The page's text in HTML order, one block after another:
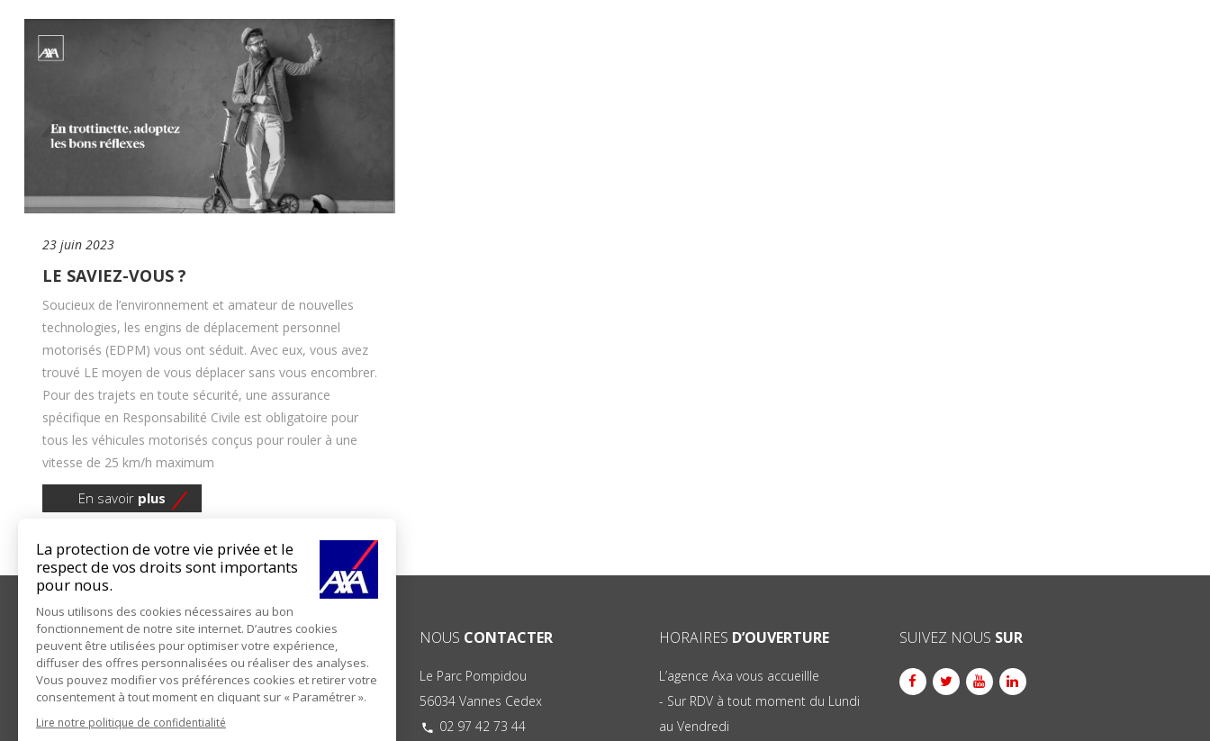
23 juin 2023
LE SAVIEZ-VOUS ?
Soucieux de l’environnement et amateur de nouvelles
technologies, les engins de déplacement personnel
motorisés (EDPM) vous ont séduit. Avec eux, vous avez
trouvé LE moyen de vous déplacer sans vous encombrer.
Pour des trajets en toute sécurité, une assurance
spécifique en Responsabilité Civile est obligatoire pour
tous les véhicules motorisés conçus pour rouler à une
vitesse de 25 km/h maximum
En savoirplus
VOTRE AGENCEAXA AUDO-THIBAULT VANNES
L'agence AXA AUDO-THIBAULT à Vannes vous protège,
vous, vos proches et ce que vous avez de plus cher à
travers des solutions adaptées couvrant l’ensemble de
NOUS CONTACTER
Le Parc Pompidou
56034 Vannes Cedex
02 97 42 73 44
HORAIRES D’OUVERTURE
L’agence Axa vous accueillle
- Sur RDV à tout moment du Lundi
au Vendredi
SUIVEZ NOUS SUR